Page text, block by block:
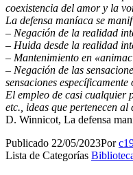
coexistencia del amor y la
La defensa maníaca se
– Negación de la realidad
– Huida desde la realidad
– Mantenimiento en
– Negación de las
sensaciones
El empleo de casi cualquier
etc., ideas que pertenecen
D. Winnicot, La defensa
Publicado 22/05/2023Por
Lista de Categorías